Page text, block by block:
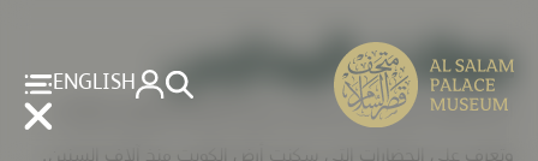
ENGLISH جولات المدارس
احجز جولتك المدرسية سيراً على خطى الأباطرة والملوك والأمراء